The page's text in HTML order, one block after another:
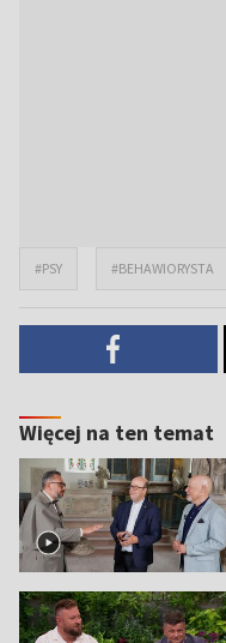
#PSY #BEHAWIORYSTA
Więcej na ten temat